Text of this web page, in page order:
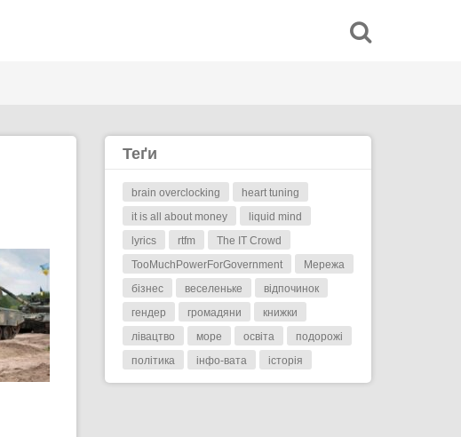
Теґи
brain overclocking
heart tuning
it is all about money
liquid mind
lyrics
rtfm
The IT Crowd
TooMuchPowerForGovernment
Мережа
бізнес
веселеньке
відпочинок
гендер
громадяни
книжки
лівацтво
море освіта
подорожі
політика
інфо-вата історія